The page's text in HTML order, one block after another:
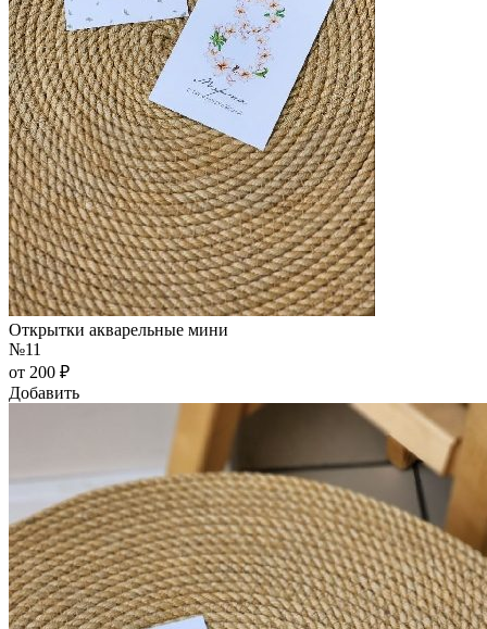
Открытки акварельные мини
№11
от 200 ₽
Добавить